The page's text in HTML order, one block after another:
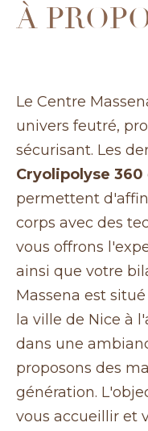
À
Le Centre
univers feutré,
sécurisant. Les
Cryolipolyse 360
permettent
corps avec des
vous offrons
ainsi que votre
Massena est
la ville de Nice à
dans une
proposons des
génération.
vous accueillir et